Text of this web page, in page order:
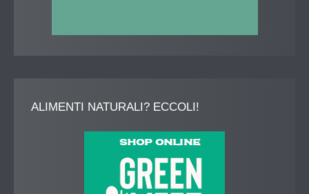
ALIMENTI NATURALI? ECCOLI!